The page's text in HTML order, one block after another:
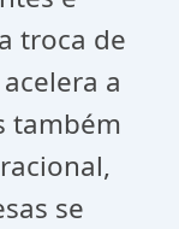
troca de
a
também
se